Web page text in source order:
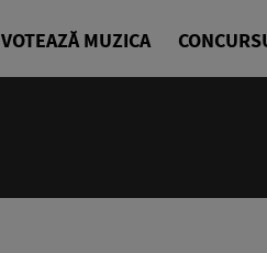
VOTEAZĂ MUZICA